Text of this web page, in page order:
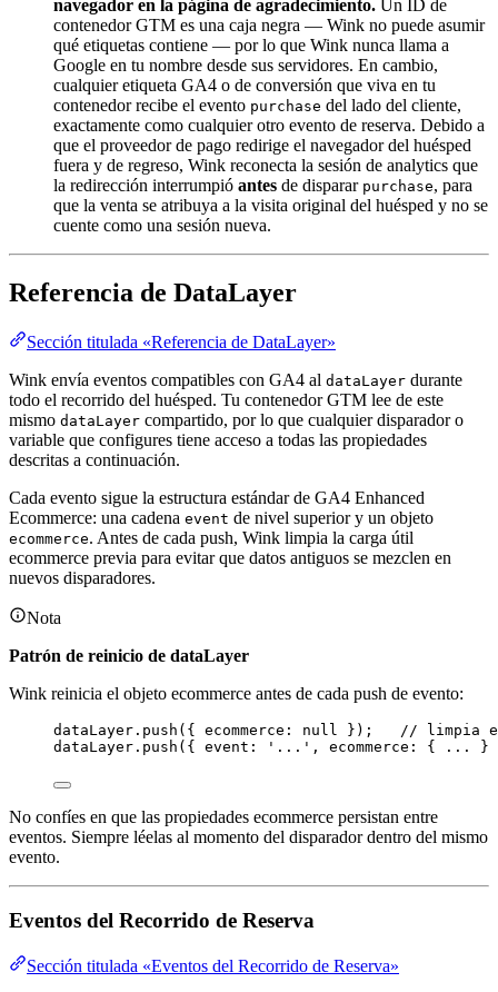
navegador en la página de agradecimiento. Un ID de
contenedor GTM es una caja negra — Wink no puede asumir
qué etiquetas contiene — por lo que Wink nunca llama a
Google en tu nombre desde sus servidores. En cambio,
cualquier etiqueta GA4 o de conversión que viva en tu
contenedor recibe el evento purchase del lado del cliente,
exactamente como cualquier otro evento de reserva. Debido a
que el proveedor de pago redirige el navegador del huésped
fuera y de regreso, Wink reconecta la sesión de analytics que
la redirección interrumpió antes de disparar purchase, para
que la venta se atribuya a la visita original del huésped y no se
cuente como una sesión nueva.
Referencia de DataLayer
Sección titulada «Referencia de DataLayer»
Wink envía eventos compatibles con GA4 al dataLayer durante
todo el recorrido del huésped. Tu contenedor GTM lee de este
mismo dataLayer compartido, por lo que cualquier disparador o
variable que configures tiene acceso a todas las propiedades
descritas a continuación.
Cada evento sigue la estructura estándar de GA4 Enhanced
Ecommerce: una cadena event de nivel superior y un objeto
ecommerce. Antes de cada push, Wink limpia la carga útil
ecommerce previa para evitar que datos antiguos se mezclen en
nuevos disparadores.
Nota
Patrón de reinicio de dataLayer
Wink reinicia el objeto ecommerce antes de cada push de evento:
dataLayer . push ({ ecommerce: null }); // limpia
dataLayer . push ({ event: ' ... ' , ecommerce: { ... }
No confíes en que las propiedades ecommerce persistan entre
eventos. Siempre léelas al momento del disparador dentro del mismo
evento.
Eventos del Recorrido de Reserva
Sección titulada «Eventos del Recorrido de Reserva»